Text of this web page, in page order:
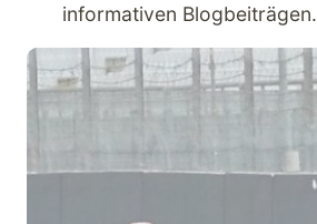
informativen Blogbeiträgen.